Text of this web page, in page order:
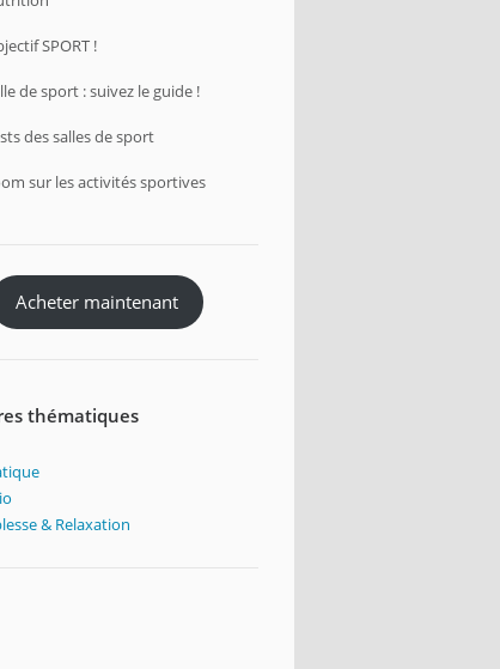
SPORT !
de sport : suivez le guide !
des salles de sport
sur les activités sportives
Acheter maintenant
thématiques
& Relaxation